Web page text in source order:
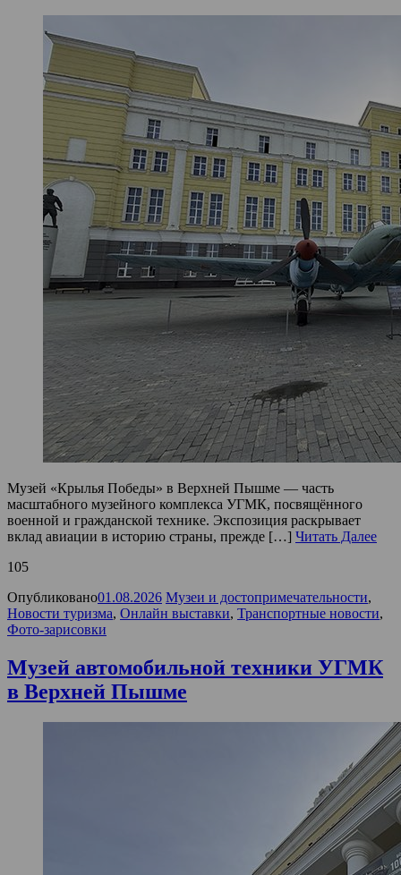
Музей «Крылья Победы» в Верхней Пышме — часть
масштабного музейного комплекса УГМК, посвящённого
военной и гражданской технике. Экспозиция раскрывает
вклад авиации в историю страны, прежде […] Читать Далее
105
Опубликовано01.08.2026 Музеи и достопримечательности,
Новости туризма, Онлайн выставки, Транспортные новости,
Фото-зарисовки
Музей автомобильной техники УГМК
в Верхней Пышме